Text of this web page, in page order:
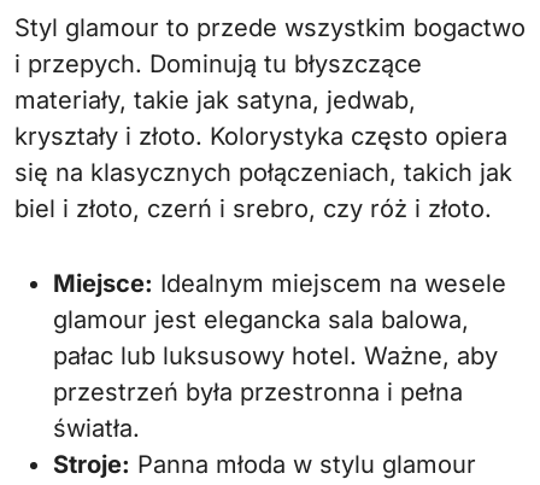
Styl glamour to przede wszystkim bogactwo
i przepych. Dominują tu błyszczące
materiały, takie jak satyna, jedwab,
kryształy i złoto. Kolorystyka często opiera
się na klasycznych połączeniach, takich jak
biel i złoto, czerń i srebro, czy róż i złoto.
Miejsce: Idealnym miejscem na wesele
glamour jest elegancka sala balowa,
pałac lub luksusowy hotel. Ważne, aby
przestrzeń była przestronna i pełna
światła.
Stroje: Panna młoda w stylu glamour